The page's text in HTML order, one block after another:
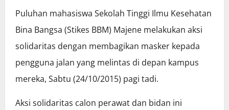
Puluhan mahasiswa Sekolah Tinggi Ilmu Kesehatan
Bina Bangsa (Stikes BBM) Majene melakukan aksi
solidaritas dengan membagikan masker kepada
pengguna jalan yang melintas di depan kampus
mereka, Sabtu (24/10/2015) pagi tadi.
Aksi solidaritas calon perawat dan bidan ini